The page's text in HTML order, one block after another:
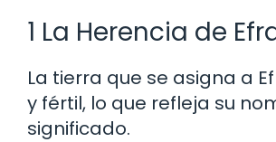
1 La Herencia de
La tierra que se asigna a
y fértil, lo que refleja su
significado.